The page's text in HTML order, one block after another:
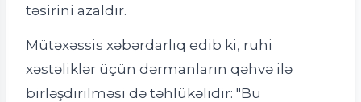
təsirini azaldır.
Mütəxəssis xəbərdarlıq edib ki, ruhi
xəstəliklər üçün dərmanların qəhvə ilə
birləşdirilməsi də təhlükəlidir: "Bu